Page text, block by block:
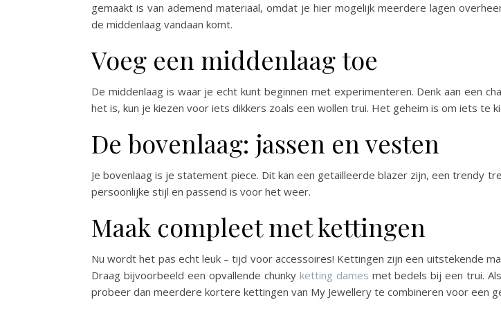
gemaakt is van ademend materiaal, omdat je hier mogelijk meerdere lagen
de middenlaag vandaan komt.
Voeg een middenlaag toe
De middenlaag is waar je echt kunt beginnen met experimenteren. Denk aan een
het is, kun je kiezen voor iets dikkers zoals een wollen trui. Het geheim is om iets te
De bovenlaag: jassen en vesten
Je bovenlaag is je statement piece. Dit kan een getailleerde blazer zijn, een trendy
persoonlijke stijl en passend is voor het weer.
Maak compleet met kettingen
Nu wordt het pas echt leuk – tijd voor accessoires! Kettingen zijn een uitstekende
Draag bijvoorbeeld een opvallende chunky ketting dames met bedels bij een trui.
probeer dan meerdere kortere kettingen van My Jewellery te combineren voor een